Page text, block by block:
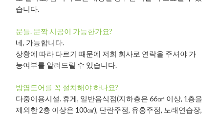
습니다.
문틀. 문짝 시공이 가능한가요?
네, 가능합니다.
상황에 따라 다르기 때문에 저희 회사로 연락을 주셔야 가
능여부를 알려드릴 수 있습니다.
방염도어를 꼭 설치해야 하나요?
다중이용시설. 휴게, 일반음식점(지하층은 66㎠ 이상, 1층을
제외한 2층 이상은 100㎠), 단란주점, 유흥주점, 노래연습장,